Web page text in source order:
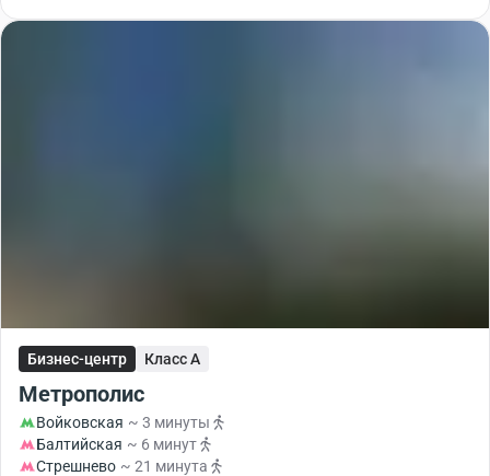
Бизнес-центр Класс A
Метрополис
Войковская ~ 3 минуты
Балтийская ~ 6 минут
Стрешнево ~ 21 минута